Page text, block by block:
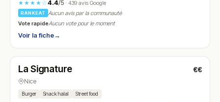
★★★★☆4.4/5· 439 avis Google
RANKEAT
Aucun avis par la communauté
Vote rapideAucun vote pour le moment
Voir la fiche→
N° 8
La Signature €€
Nice
Burger Snack halal Street food